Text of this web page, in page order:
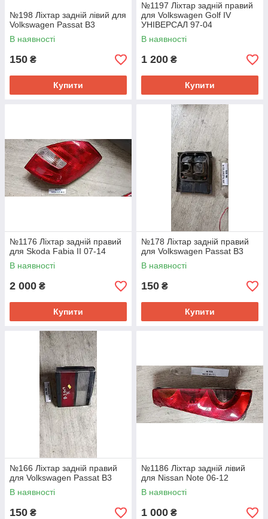
№198 Ліхтар задній лівий для
Volkswagen Passat B3
В наявності
150 ₴
Купити
№1197 Ліхтар задній правий
для Volkswagen Golf IV
УНІВЕРСАЛ 97-04
В наявності
1 200 ₴
Купити
№1176 Ліхтар задній правий
для Skoda Fabia II 07-14
В наявності
2 000 ₴
Купити
№178 Ліхтар задній правий
для Volkswagen Passat B3
В наявності
150 ₴
Купити
№166 Ліхтар задній правий
для Volkswagen Passat B3
В наявності
150 ₴
№1186 Ліхтар задній лівий
для Nissan Note 06-12
В наявності
1 000 ₴